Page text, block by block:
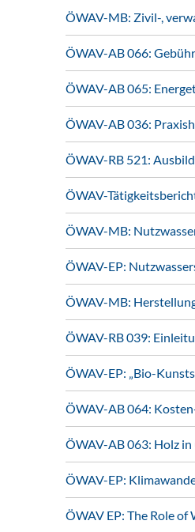
ÖWAV-MB: Zivil-,
ÖWAV-AB 066:
ÖWAV-AB 065:
ÖWAV-AB 036:
ÖWAV-RB 521:
ÖWAV-
ÖWAV-MB:
ÖWAV-EP:
ÖWAV-MB:
ÖWAV-RB 039:
ÖWAV-EP: „Bio-
ÖWAV-AB 064:
ÖWAV-AB 063: Holz
ÖWAV-EP:
ÖWAV EP: The Role of